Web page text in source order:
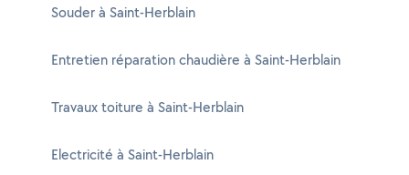
Souder à Saint-Herblain
Entretien réparation chaudière à Saint-Herblain
Travaux toiture à Saint-Herblain
Electricité à Saint-Herblain